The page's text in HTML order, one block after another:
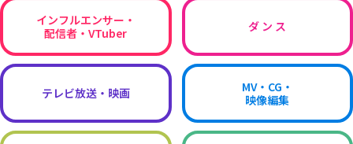
インフルエンサー・
配信者・VTuber
ダ ン ス
テレビ放送・映画
MV・CG・
映像編集